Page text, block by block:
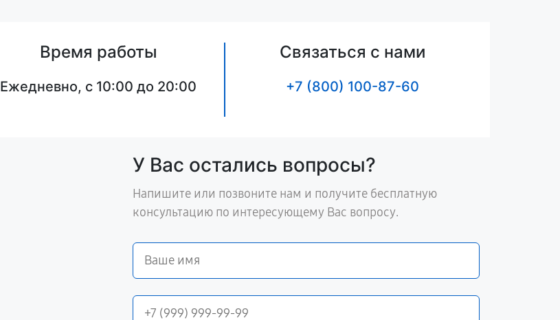
Время работы
Ежедневно, с 10:00 до 20:00
Связаться с нами
+7 (800) 100-87-60
У Вас остались вопросы?
Напишите или позвоните нам и получите бесплатную
консультацию по интересующему Вас вопросу.